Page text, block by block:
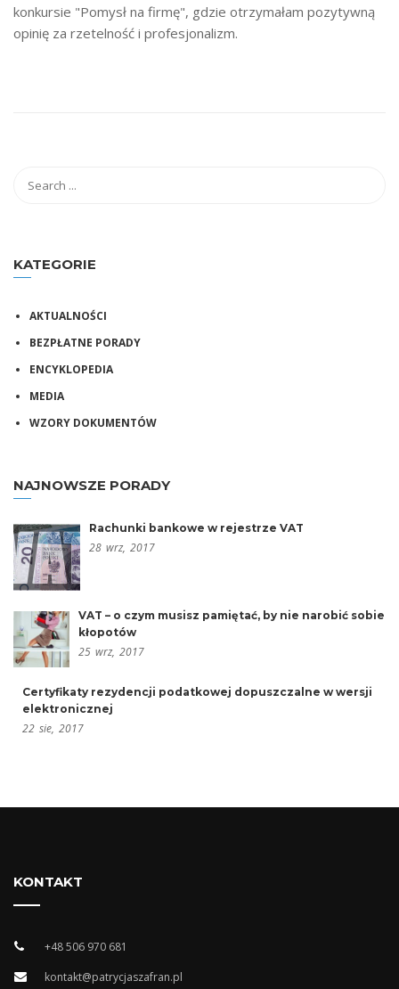
konkursie "Pomysł na firmę", gdzie otrzymałam pozytywną
opinię za rzetelność i profesjonalizm.
KATEGORIE
AKTUALNOŚCI
BEZPŁATNE PORADY
ENCYKLOPEDIA
MEDIA
WZORY DOKUMENTÓW
NAJNOWSZE PORADY
Rachunki bankowe w rejestrze VAT
28 wrz, 2017
VAT – o czym musisz pamiętać, by nie narobić sobie
kłopotów
25 wrz, 2017
Certyfikaty rezydencji podatkowej dopuszczalne w wersji
elektronicznej
22 sie, 2017
KONTAKT
+48 506 970 681
kontakt@patrycjaszafran.pl